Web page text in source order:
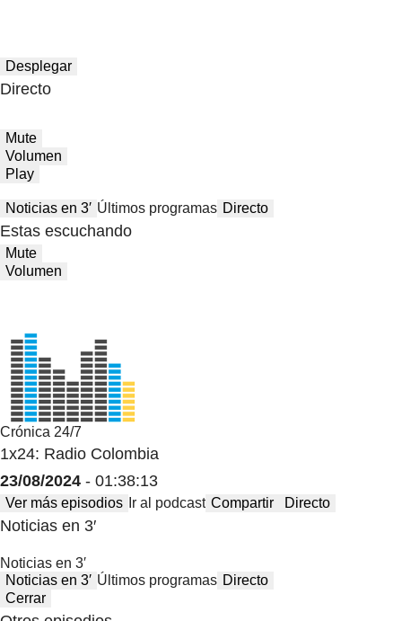
Desplegar
Directo
Mute
Volumen
Play
Noticias en 3′ Últimos programas Directo
Estas escuchando
Mute
Volumen
Crónica 24/7
1x24: Radio Colombia
23/08/2024 - 01:38:13
Ver más episodios Ir al podcast Compartir Directo
Noticias en 3′
Noticias en 3′
Noticias en 3′ Últimos programas Directo
Cerrar